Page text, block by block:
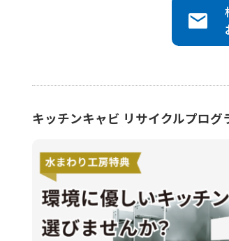
キッチンキャビ リサイクルプログ